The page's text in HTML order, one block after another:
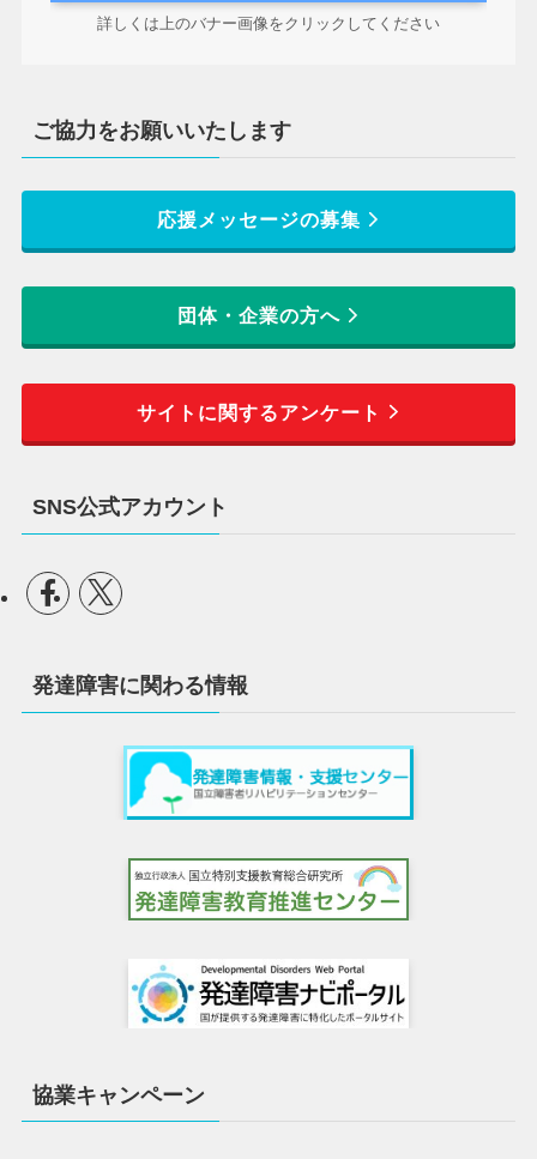
詳しくは上のバナー画像をクリックしてください
ご協力をお願いいたします
応援メッセージの募集
団体・企業の方へ
サイトに関するアンケート
SNS公式アカウント
発達障害に関わる情報
協業キャンペーン